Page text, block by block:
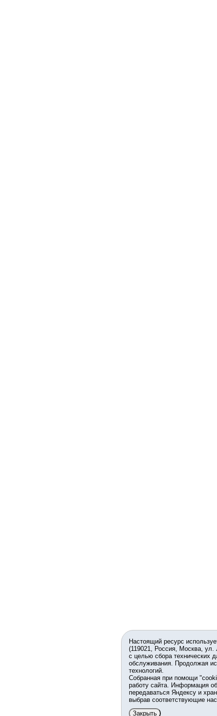
Настоящий ресурс
(119021, Россия, Москва,
с целью сбора технических
обслуживания. Продолжая
технологий.
Собранная при помощи
работу сайта. Информация
передаваться Яндексу и
выбрав соответствующие
Закрыть